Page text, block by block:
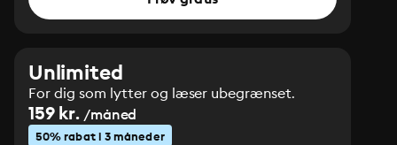
Unlimited
For dig som lytter og læser ubegrænset.
159 kr. /måned
50% rabat i 3 måneder